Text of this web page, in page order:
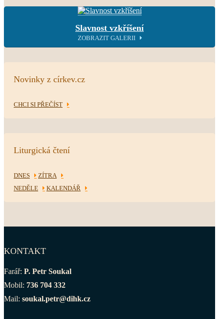
Slavnost vzkříšení
ZOBRAZIT GALERII
Novinky z církev.cz
CHCI SI PŘEČÍST
Liturgická čtení
DNES
ZÍTRA
NEDĚLE
KALENDÁŘ
KONTAKT
Farář: P. Petr Soukal
Mobil: 736 704 332
Mail: soukal.petr@dihk.cz